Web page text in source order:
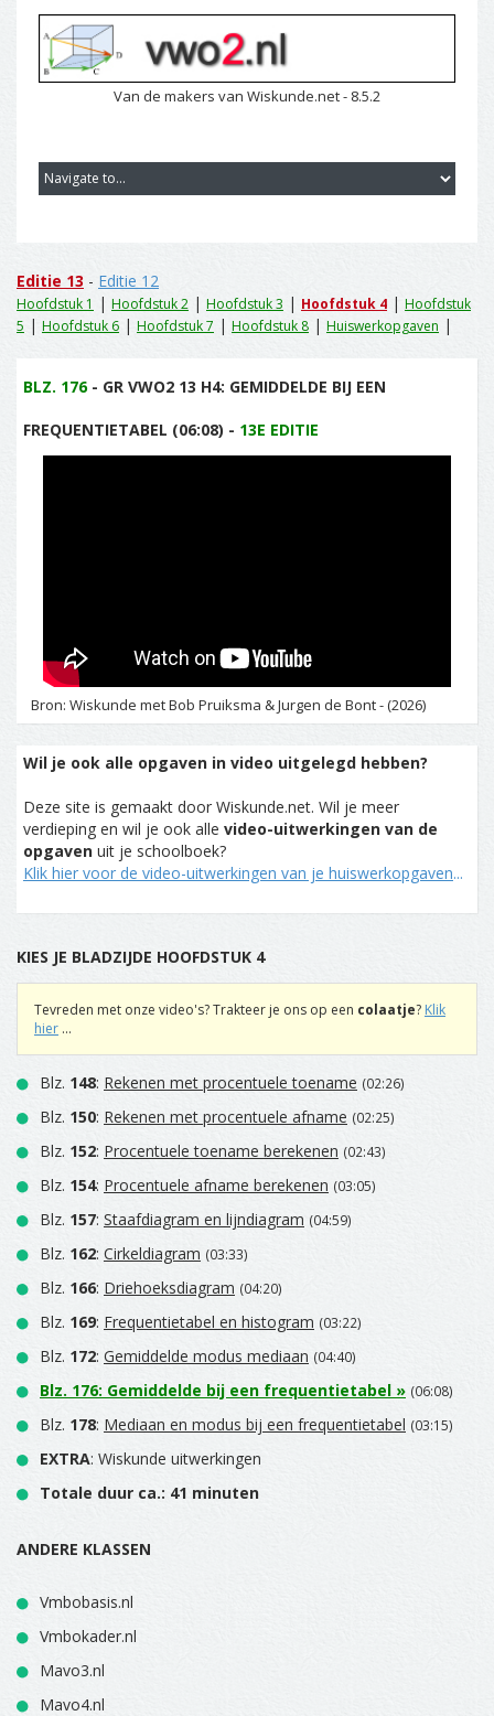
Van de makers van Wiskunde.net - 8.5.2
Editie 13 - Editie 12
Hoofdstuk 1 | Hoofdstuk 2 | Hoofdstuk 3 | Hoofdstuk 4 | Hoofdstuk
5 | Hoofdstuk 6 | Hoofdstuk 7 | Hoofdstuk 8 | Huiswerkopgaven |
BLZ. 176- GR VWO2 13 H4: GEMIDDELDE BIJ EEN
FREQUENTIETABEL (06:08) - 13E EDITIE
Bron: Wiskunde met Bob Pruiksma & Jurgen de Bont - (2026)
Wil je ook alle opgaven in video uitgelegd hebben?
Deze site is gemaakt door Wiskunde.net. Wil je meer
verdieping en wil je ook alle video-uitwerkingen van de
opgaven uit je schoolboek?
Klik hier voor de video-uitwerkingen van je huiswerkopgaven...
KIES JE BLADZIJDE HOOFDSTUK 4
Tevreden met onze video's? Trakteer je ons op een colaatje? Klik
hier ...
Blz. 148: Rekenen met procentuele toename (02:26)
Blz. 150: Rekenen met procentuele afname (02:25)
Blz. 152: Procentuele toename berekenen (02:43)
Blz. 154: Procentuele afname berekenen (03:05)
Blz. 157: Staafdiagram en lijndiagram (04:59)
Blz. 162: Cirkeldiagram (03:33)
Blz. 166: Driehoeksdiagram (04:20)
Blz. 169: Frequentietabel en histogram (03:22)
Blz. 172: Gemiddelde modus mediaan (04:40)
Blz. 176: Gemiddelde bij een frequentietabel » (06:08)
Blz. 178: Mediaan en modus bij een frequentietabel (03:15)
EXTRA: Wiskunde uitwerkingen
Totale duur ca.: 41 minuten
ANDERE KLASSEN
Vmbobasis.nl
Vmbokader.nl
Mavo3.nl
Mavo4.nl